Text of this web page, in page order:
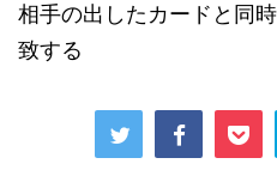
相手の出したカードと同
致する